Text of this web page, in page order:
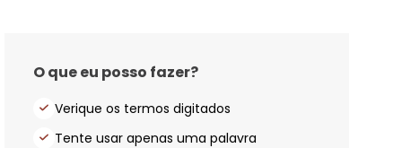
O que eu posso fazer?
Verique os termos digitados
Tente usar apenas uma palavra